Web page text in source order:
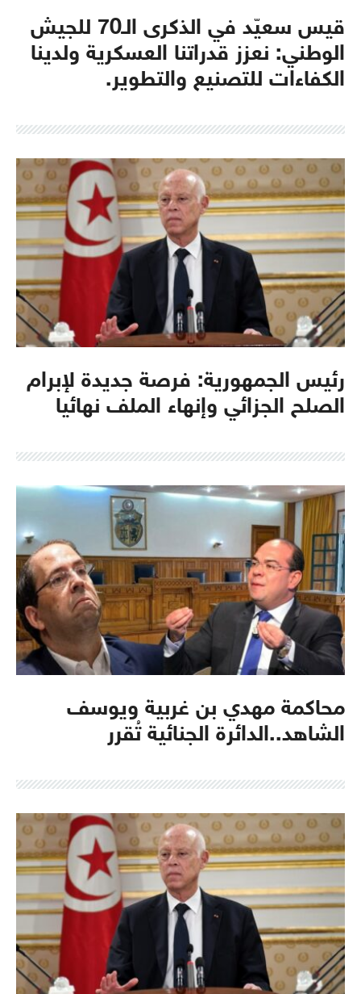
قيس سعيّد في الذكرى الـ70 للجيش
الوطني: نعزز قدراتنا العسكرية ولدينا
الكفاءات للتصنيع والتطوير.
رئيس الجمهورية: فرصة جديدة لإبرام
الصلح الجزائي وإنهاء الملف نهائيا
محاكمة مهدي بن غربية ويوسف
الشاهد..الدائرة الجنائية تُقرر